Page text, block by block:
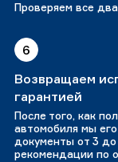
Проверяем все
6
Возвращаем
гарантией
После того, как
автомобиля мы
документы от 3
рекомендации по